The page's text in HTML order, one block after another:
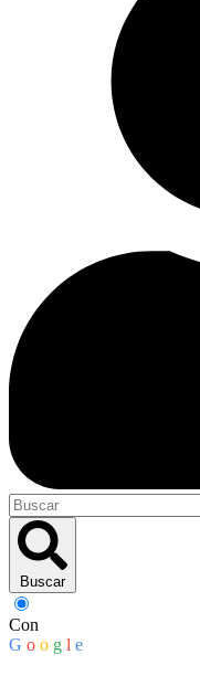
Buscar
Con
G o o g l e